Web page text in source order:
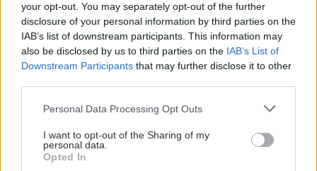
your opt-out. You may separately opt-out of the further
disclosure of your personal information by third parties on the
IAB’s list of downstream participants. This information may
also be disclosed by us to third parties on the IAB’s List of
Downstream Participants that may further disclose it to other
Please note that this website/app uses one or more Google
not limited to your visit or usage behaviour. You may click to
grant or deny consent to Google and its third-party tags to
use your data for below specified purposes in below Google
Personal Data Processing Opt Outs
I want to opt-out of the Sharing of my
personal data.
Opted In
Νέο φάρμακο για την παχυσαρκία: Σημαντική
απώλεια βάρους με μία ένεση Mazdutide την
εβδομάδα
Μαγειρικά σκεύη και υγεία: Τι δείχνουν οι νέες
μελέτες
Φρούτα, σακχαρώδης διαβήτης και καλοκαίρι